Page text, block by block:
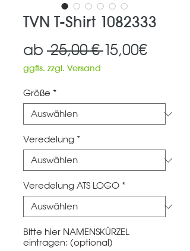
TVN T-Shirt 1082333
ab 25,00 € 15,00€Sale-
ggfls. zzgl. Versand
Größe *
Veredelung *
Veredelung ATS LOGO *
Bitte hier NAMENSKÜRZEL
eintragen: (optional)